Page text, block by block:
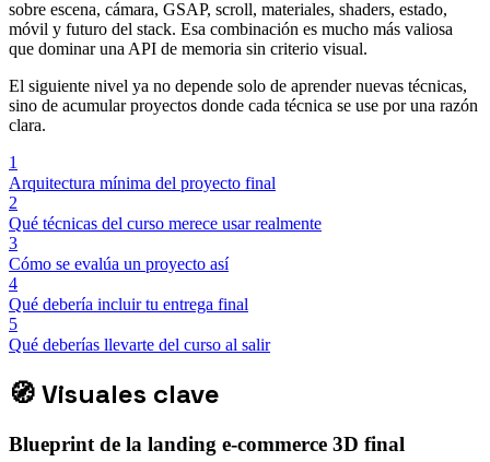
sobre escena, cámara, GSAP, scroll, materiales, shaders, estado,
móvil y futuro del stack. Esa combinación es mucho más valiosa
que dominar una API de memoria sin criterio visual.
El siguiente nivel ya no depende solo de aprender nuevas técnicas,
sino de acumular proyectos donde cada técnica se use por una razón
clara.
1
Arquitectura mínima del proyecto final
2
Qué técnicas del curso merece usar realmente
3
Cómo se evalúa un proyecto así
4
Qué debería incluir tu entrega final
5
Qué deberías llevarte del curso al salir
🧭Visuales clave
Blueprint de la landing e-commerce 3D final